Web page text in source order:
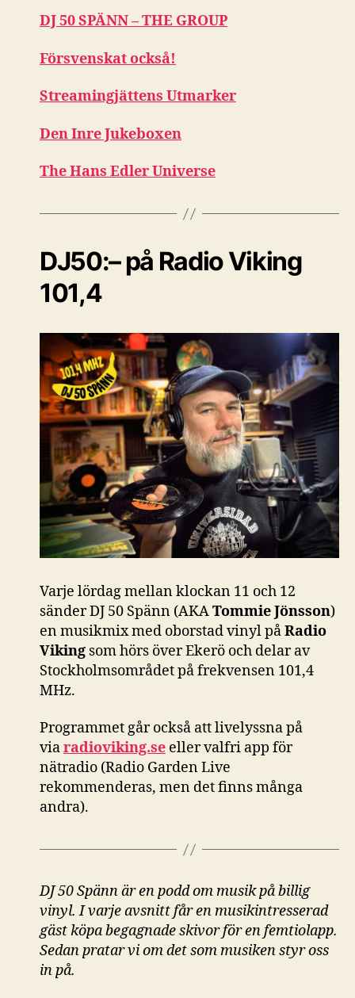
DJ 50 SPÄNN – THE GROUP
Försvenskat också!
Streamingjättens Utmarker
Den Inre Jukeboxen
The Hans Edler Universe
DJ50:– på Radio Viking
101,4
Varje lördag mellan klockan 11 och 12
sänder DJ 50 Spänn (AKATommie Jönsson)
en musikmix med oborstad vinyl påRadio
Viking som hörs över Ekerö och delar av
Stockholmsområdet på frekvensen 101,4
MHz.
Programmet går också att livelyssna på
viaradioviking.se eller valfri app för
nätradio (Radio Garden Live
rekommenderas, men det finns många
andra).
DJ 50 Spänn är en podd om musik på billig
vinyl. I varje avsnitt får en musikintresserad
gäst köpa begagnade skivor för en femtiolapp.
Sedan pratar vi om det som musiken styr oss
in på.